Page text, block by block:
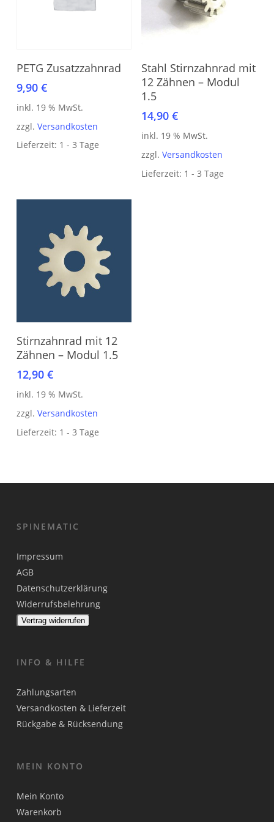
In den Warenkorb
PETG Zusatzzahnrad
9,90 €
inkl. 19 % MwSt.
zzgl. Versandkosten
Lieferzeit: 1 - 3 Tage
In den Warenkorb
Stahl Stirnzahnrad mit
12 Zähnen – Modul
1.5
14,90€
inkl. 19 % MwSt.
zzgl.Versandkosten
Lieferzeit: 1 - 3 Tage
In den Warenkorb
Stirnzahnrad mit 12
Zähnen – Modul 1.5
12,90 €
inkl. 19 % MwSt.
zzgl. Versandkosten
Lieferzeit: 1 - 3 Tage
SPINEMATIC
Impressum
AGB
Datenschutzerklärung
Widerrufsbelehrung
Vertrag widerrufen
INFO & HILFE
Zahlungsarten
Versandkosten & Lieferzeit
Rückgabe & Rücksendung
MEIN KONTO
Mein Konto
Warenkorb